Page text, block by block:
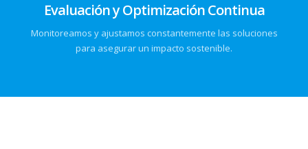
Evaluación y Optimización Continua
Monitoreamos y ajustamos constantemente las soluciones
para asegurar un impacto sostenible.